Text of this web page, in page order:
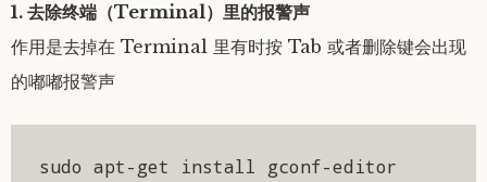
1. 去除终端（Terminal）里的报警声
作用是去掉在 Terminal 里有时按 Tab 或者删除键会出现
的嘟嘟报警声
sudo apt-get install gconf-editor